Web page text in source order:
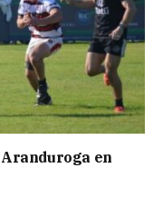
en